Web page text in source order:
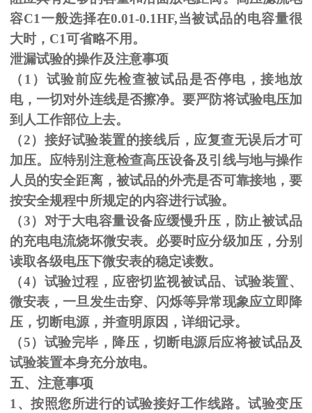
容C1一般选择在0.01-0.1HF,当被试品的电容量很
大时，C1可省略不用。
泄漏试验的操作及注意事项
（1）试验前应先检查被试品是否停电，接地放
电，一切对外连线是否擦净。要严防将试验电压加
到人工作部位上去。
（2）接好试验装置的接线后，应复查无误后才可
加压。应特别注意检查高压设备及引线与地与操作
人员的安全距离，被试品的外壳是否可靠接地，要
按安全规程中所规定的内容进行试验。
（3）对于大电容量设备应缓慢升压，防止被试品
的充电电流烧坏微安表。必要时应分级加压，分别
读取各级电压下微安表的稳定读数。
（4）试验过程，应密切监视被试品、试验装置、
微安表，一旦发生击穿、闪烁等异常现象应立即降
压，切断电源，并查明原因，详细记录。
（5）试验完毕，降压，切断电源后应将被试品及
试验装置本身充分放电。
五、注意事项
1、按照您所进行的试验接好工作线路。试验变压